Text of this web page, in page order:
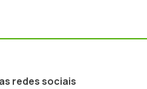
redes sociais